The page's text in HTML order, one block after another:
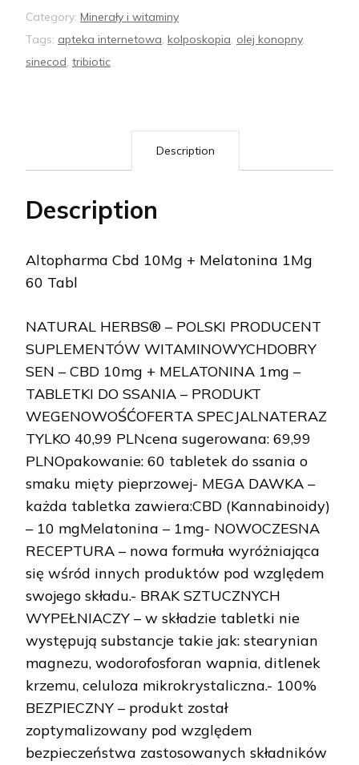
Category: Minerały i witaminy
Tags: apteka internetowa, kolposkopia, olej konopny,
sinecod, tribiotic
Description
Description
Altopharma Cbd 10Mg + Melatonina 1Mg
60 Tabl
NATURAL HERBS® – POLSKI PRODUCENT
SUPLEMENTÓW WITAMINOWYCHDOBRY
SEN – CBD 10mg + MELATONINA 1mg –
TABLETKI DO SSANIA – PRODUKT
WEGENOWOŚĆOFERTA SPECJALNATERAZ
TYLKO 40,99 PLNcena sugerowana: 69,99
PLNOpakowanie: 60 tabletek do ssania o
smaku mięty pieprzowej- MEGA DAWKA –
każda tabletka zawiera:CBD (Kannabinoidy)
– 10 mgMelatonina – 1mg- NOWOCZESNA
RECEPTURA – nowa formuła wyróżniająca
się wśród innych produktów pod względem
swojego składu.- BRAK SZTUCZNYCH
WYPEŁNIACZY – w składzie tabletki nie
występują substancje takie jak: stearynian
magnezu, wodorofosforan wapnia, ditlenek
krzemu, celuloza mikrokrystaliczna.- 100%
BEZPIECZNY – produkt został
zoptymalizowany pod względem
bezpieczeństwa zastosowanych składników